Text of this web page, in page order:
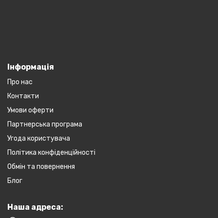
Інформація
Про нас
Контакти
Умови оферти
Партнерська програма
Угода користувача
Політика конфіденційності
Обмін та повернення
Блог
Наша адреса: